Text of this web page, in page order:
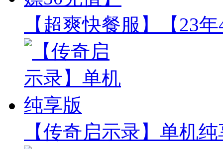
【超爽快餐服】【23
【传奇启示录】单机